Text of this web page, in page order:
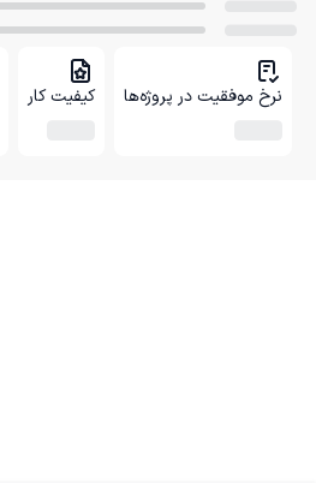
نرخ موفقیت در پروژه‌ها کیفیت کار